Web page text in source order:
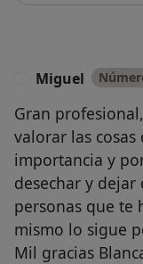
Miguel
Gran
valorar las
importancia y
desechar y
personas que te
mismo lo sigue
Mil gracias